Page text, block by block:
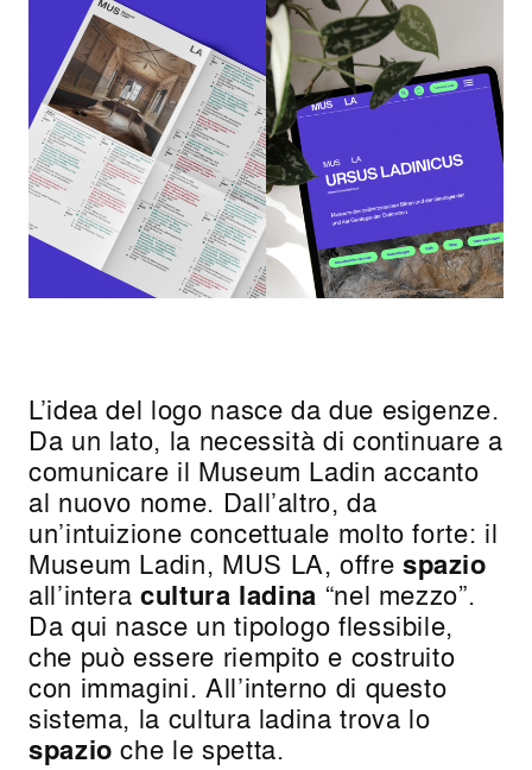
L’idea del logo nasce da due esigenze.
Da un lato, la necessità di continuare a
comunicare il Museum Ladin accanto
al nuovo nome. Dall’altro, da
un’intuizione concettuale molto forte: il
Museum Ladin, MUS LA, offre spazio
all’interacultura ladina “nel mezzo”.
Da qui nasce un tipologo flessibile,
che può essere riempito e costruito
con immagini. All’interno di questo
sistema, la cultura ladina trova lo
spazio che le spetta.